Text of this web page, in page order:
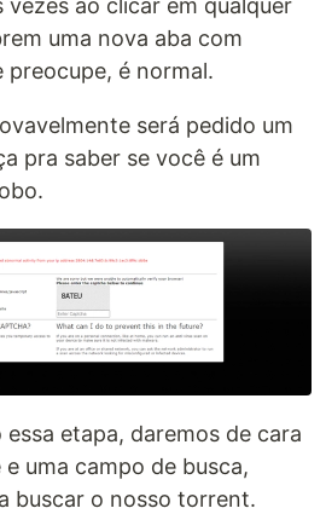
ao clicar em qualquer
uma nova aba com
preocupe, é normal.
será pedido um
pra saber se você é um
etapa, daremos de cara
uma campo de busca,
buscar o nosso torrent.